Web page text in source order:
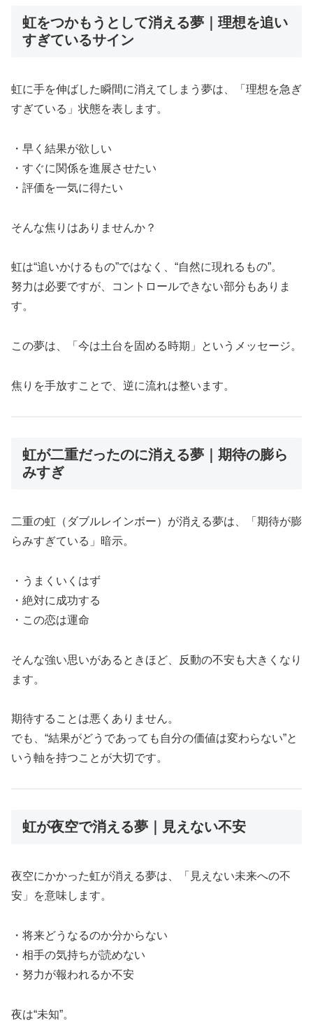
虹をつかもうとして消える夢｜理想を追い
すぎているサイン
虹に手を伸ばした瞬間に消えてしまう夢は、「理想を急ぎ
すぎている」状態を表します。
・早く結果が欲しい
・すぐに関係を進展させたい
・評価を一気に得たい
そんな焦りはありませんか？
虹は“追いかけるもの”ではなく、“自然に現れるもの”。
努力は必要ですが、コントロールできない部分もありま
す。
この夢は、「今は土台を固める時期」というメッセージ。
焦りを手放すことで、逆に流れは整います。
虹が二重だったのに消える夢｜期待の膨ら
みすぎ
二重の虹（ダブルレインボー）が消える夢は、「期待が膨
らみすぎている」暗示。
・うまくいくはず
・絶対に成功する
・この恋は運命
そんな強い思いがあるときほど、反動の不安も大きくなり
ます。
期待することは悪くありません。
でも、“結果がどうであっても自分の価値は変わらない”と
いう軸を持つことが大切です。
虹が夜空で消える夢｜見えない不安
夜空にかかった虹が消える夢は、「見えない未来への不
安」を意味します。
・将来どうなるのか分からない
・相手の気持ちが読めない
・努力が報われるか不安
夜は“未知”。